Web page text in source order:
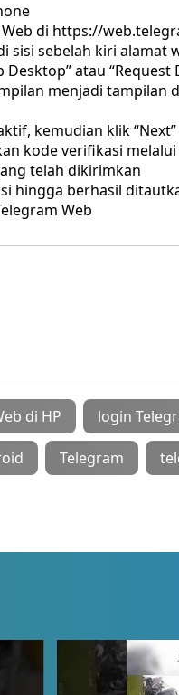
di https://
sisi sebelah kiri alamat
atau “Request
menjadi tampilan
kemudian klik “Next”
kode verifikasi melalui
telah dikirimkan
hingga berhasil
Web
di HP login
Telegram